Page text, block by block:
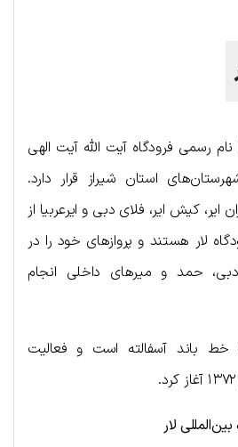
نام رسمی فرودگاه آیت الله آیت الهی
استان شیراز قرار دارد.
ایر، کیش ایر، فلای دبی و ایرعربیا از
لار هستند و پروازهای خود را در
حمد و میرهای داخلی انجام
خط باند آسفالته است و فعالیت
لار